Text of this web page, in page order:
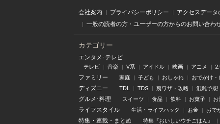
会社案内 プライバシーポリシー
アクセスデー
一般の読者の方・ユーザーの方からのお問い合わ
カテゴリー
エンタメ･テレビ
テレビ 音楽 V系 アイドル 映画 アニメ
ファミリー 家庭 子ども おしゃれ おでかけ・
ディズニー TDL TDS 裏ワザ・攻略 混雑予想
グルメ･料理 スイーツ 食品 飲料 お菓子 お
ライフスタイル 生活・ライフハック お金 おで
特集 ・ 連載 ・ まとめ 特集『おいしいウチごはん』